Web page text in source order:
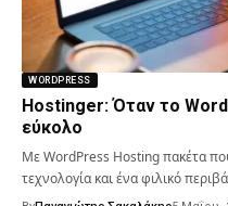
WORDPRESS
Hostinger: Όταν το
εύκολο
Με WordPress Hosting πακέτα
τεχνολογία και ένα φιλικό